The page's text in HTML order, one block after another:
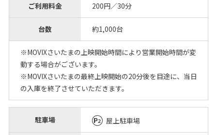
ご利用料金 200円／30分
台数 約1,000台
※MOVIXさいたまの上映開始時間により営業開始時間が変
動する場合がございます。
※MOVIXさいたまの最終上映開始の20分後を目途に、当日
の入庫を終了させていただきます。
駐車場 屋上駐車場